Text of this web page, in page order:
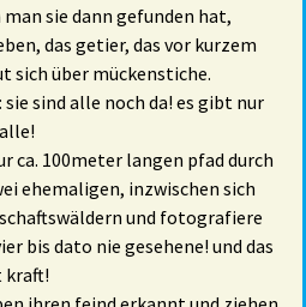
sie dann gefunden hat,
das getier, das vor kurzem
sich über mückenstiche.
sind alle noch da! es gibt nur
ca. 100meter langen pfad durch
ehemaligen, inzwischen sich
und fotografiere
bis dato nie gesehene! und das
kraft!